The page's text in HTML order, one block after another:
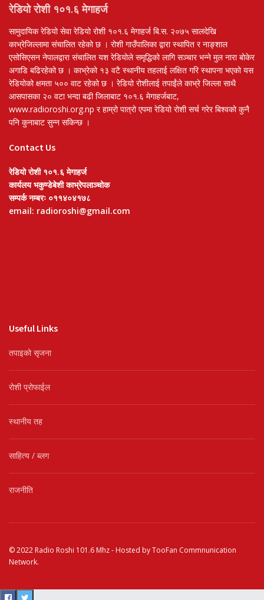
रेडियो रोशी १०१.६ मेगाहर्ज
सामुदायिक रेडियो सेवा रेडियो रोशी १०१.६ मेगाहर्ज बि.स. २०७५ सालदेखि
काभ्रेजिल्लामा संचालित रहेको छ । रोशी गाउँपालिका द्वारा स्थापित र नाङ्शाल
एसोसिएसन नेपालद्वारा संचालित यश रेडियोले समृद्धिको लागि सञ्चार भन्ने मुल नारा बोकेर
अगाडि बढिरहेको छ । काभ्रेको १३ वटै स्थानीय तहलाई लक्षित गरि स्थापना भएको यस
रेडियोको क्षमता ५०० वाट रहेको छ । रेडियो रोशीलाई तपाईंले काभ्रे जिल्ला साथै
आसपासका २० वटा भन्दा बढी जिलाबाट १०१.६ मेगाहर्जबाट,
www.radioroshi.org.np र हाम्रो पात्रो एपमा रेडियो रोशी सर्च गरेर बिश्वको कुनै
पनि कुनाबाट सुन्न सकिन्छ ।
Contact Us
रेडियो रोशी १०१.६ मेगाहर्ज
कार्यलय भकुण्डेबेशी काभ्रेपलाञ्चोक
सम्पर्क नम्बरः ०११४०४१७८
email: radioroshi@gmail.com
Useful Links
तपाइको सृजना
रोशी प्रोफाईल
स्थानीय तह
साहित्य / ब्लग
राजनीति
© 2022 Radio Roshi 101.6 Mhz- Hosted byTooFan Commnunication
Network.